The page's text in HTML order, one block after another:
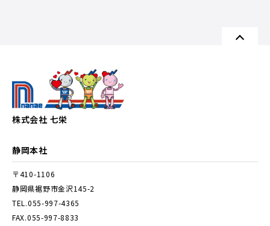
株式会社 七栄
静岡本社
〒410-1106
静岡県裾野市金沢145-2
TEL.055-997-4365
FAX.055-997-8833